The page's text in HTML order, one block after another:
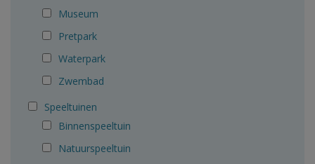
Museum
Pretpark
Waterpark
Zwembad
Speeltuinen
Binnenspeeltuin
Natuurspeeltuin